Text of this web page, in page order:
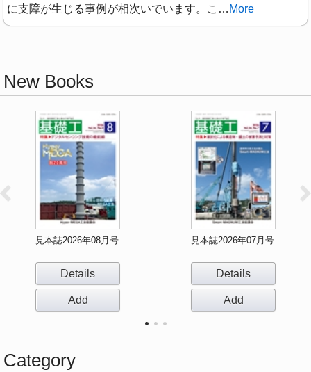
に支障が生じる事例が相次いでいます。こ … More
New Books
見本誌2026年08月号
Details
Add
見本誌2026年07月号
Details
Add
Category